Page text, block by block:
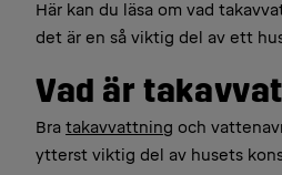
Här kan du läsa om vad
det är en så viktig del av ett
Vad är
Bra takavvattning och
ytterst viktig del av husets